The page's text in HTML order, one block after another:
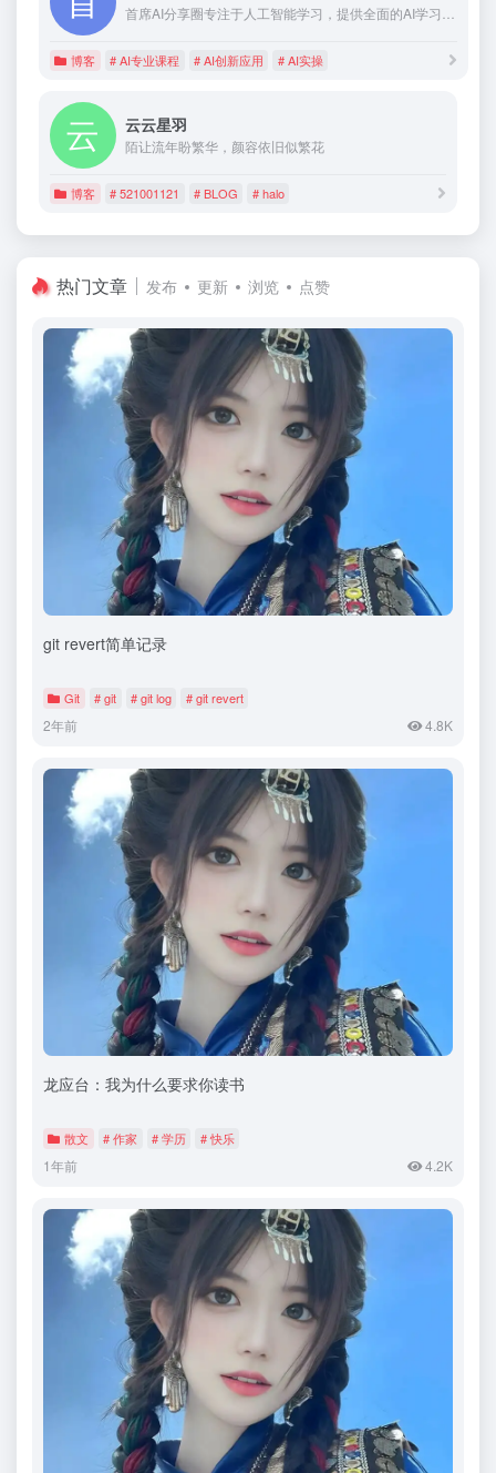
首席AI分享圈专注于人工智能学习，提供全面的AI学习内容、AI工具和实操指导。我们的目标是通过高质量的内容和实践经验分享，帮助用户掌握AI技术，一起挖掘AI的无限潜能。无论您是AI初学者还是资深专家，这里都是您获取知识、提升技能、实现创新的理想之地。
博客 # AI专业课程 # AI创新应用 # AI实操
云云星羽
陌让流年盼繁华，颜容依旧似繁花
博客 # 521001121 # BLOG # halo
热门文章 发布 更新 浏览 点赞
git revert简单记录
Git # git # git log # git revert
2年前 4.8K
龙应台：我为什么要求你读书
散文 # 作家 # 学历 # 快乐
1年前 4.2K